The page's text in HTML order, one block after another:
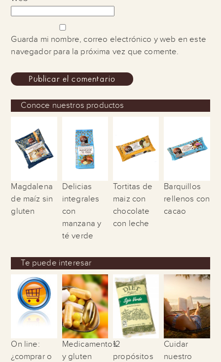
Guarda mi nombre, correo electrónico y web en este
navegador para la próxima vez que comente.
Conoce nuestros productos
Magdalena
de maíz sin
gluten
Delicias
integrales
con
manzana y
té verde
Tortitas de
maiz con
chocolate
con leche
Barquillos
rellenos con
cacao
Te puede interesar
On line:
¿comprar o
Medicamentos
y gluten
12
propósitos
Cuidar
nuestro